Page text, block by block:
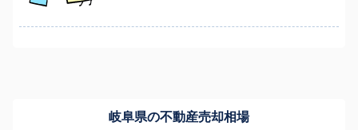
岐阜県の不動産売却相場